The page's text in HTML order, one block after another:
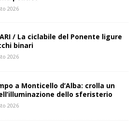
2026
/ La ciclabile del Ponente ligure
binari
2026
a Monticello d’Alba: crolla un
dello sferisterio
2026